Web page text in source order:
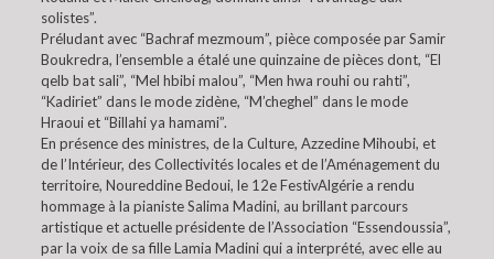
solistes”.
Préludant avec “Bachraf mezmoum”, pièce composée par Samir
Boukredra, l’ensemble a étalé une quinzaine de pièces dont, “El
qelb bat sali”, “Mel hbibi malou”, “Men hwa rouhi ou rahti”,
“Kadiriet” dans le mode zidène, “M’cheghel” dans le mode
Hraoui et “Billahi ya hamami”.
En présence des ministres, de la Culture, Azzedine Mihoubi, et
de l’Intérieur, des Collectivités locales et de l’Aménagement du
territoire, Noureddine Bedoui, le 12e FestivAlgérie a rendu
hommage à la pianiste Salima Madini, au brillant parcours
artistique et actuelle présidente de l’Association “Essendoussia”,
par la voix de sa fille Lamia Madini qui a interprété, avec elle au